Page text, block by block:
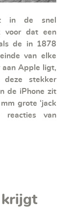
in de snel
voor dat een
de in 1878
van elke
aan Apple ligt,
stekker
de iPhone zit
grote ‘jack
reacties van
krijgt